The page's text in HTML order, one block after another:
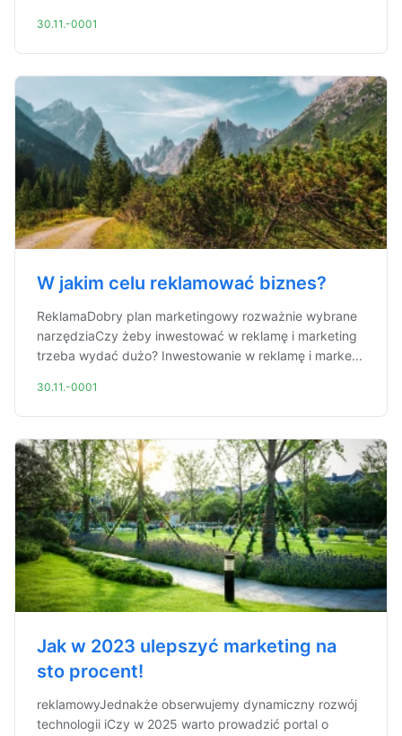
30.11.-0001
W jakim celu reklamować biznes?
ReklamaDobry plan marketingowy rozważnie wybrane
narzędziaCzy żeby inwestować w reklamę i marketing
trzeba wydać dużo? Inwestowanie w reklamę i marke...
30.11.-0001
Jak w 2023 ulepszyć marketing na
sto procent!
reklamowyJednakże obserwujemy dynamiczny rozwój
technologii iCzy w 2025 warto prowadzić portal o